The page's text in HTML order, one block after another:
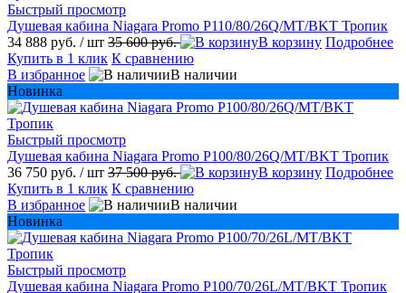
Быстрый просмотр
Душевая кабина Niagara Promo P110/80/26Q/MT/BKT Тропик
34 888 руб. / шт 35 600 руб. В корзину Подробнее
Купить в 1 клик К сравнению
В избранное
В наличии
Новинка
Быстрый просмотр
Душевая кабина Niagara Promo P100/80/26Q/MT/BKT Тропик
36 750 руб. / шт 37 500 руб. В корзину Подробнее
Купить в 1 клик К сравнению
В избранное
В наличии
Новинка
Быстрый просмотр
Душевая кабина Niagara Promo P100/70/26L/MT/BKT Тропик